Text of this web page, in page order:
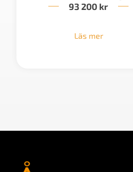
93 200 kr
Läs mer